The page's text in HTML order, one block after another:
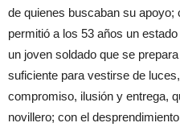
de quienes buscaban su apoyo;
permitió a los 53 años un
un joven soldado que se
suficiente para vestirse de
compromiso, ilusión y entrega,
novillero; con el